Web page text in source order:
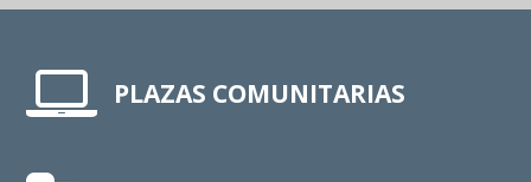
PLAZAS COMUNITARIAS